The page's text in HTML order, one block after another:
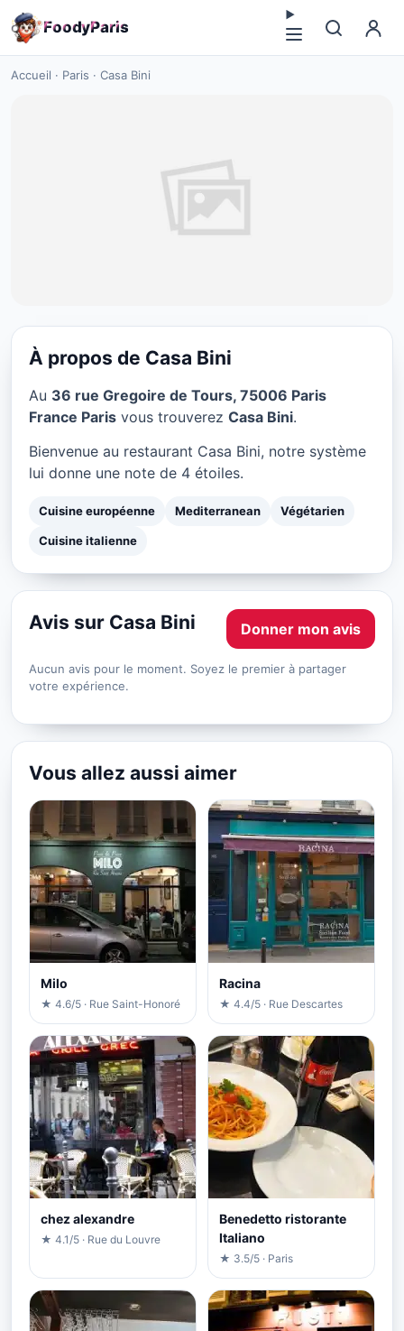
FoodyParis
Accueil · Paris · Casa Bini
Casa Bini à Paris
À propos de Casa Bini
Au 36 rue Gregoire de Tours, 75006 Paris
France Paris vous trouverez Casa Bini.
Bienvenue au restaurant Casa Bini, notre système
lui donne une note de 4 étoiles.
Cuisine européenne Mediterranean Végétarien
Cuisine italienne
Avis sur Casa Bini Donner mon avis
Aucun avis pour le moment. Soyez le premier à partager
votre expérience.
Vous allez aussi aimer
Milo
★ 4.6/5 · Rue Saint-Honoré
Racina
★ 4.4/5 · Rue Descartes
chez alexandre
★ 4.1/5 · Rue du Louvre
Benedetto ristorante
Italiano
★ 3.5/5 · Paris